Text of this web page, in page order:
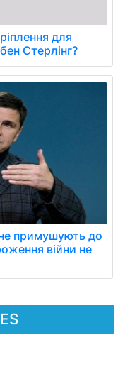
для
Стерлінг?
примушують до
війни не